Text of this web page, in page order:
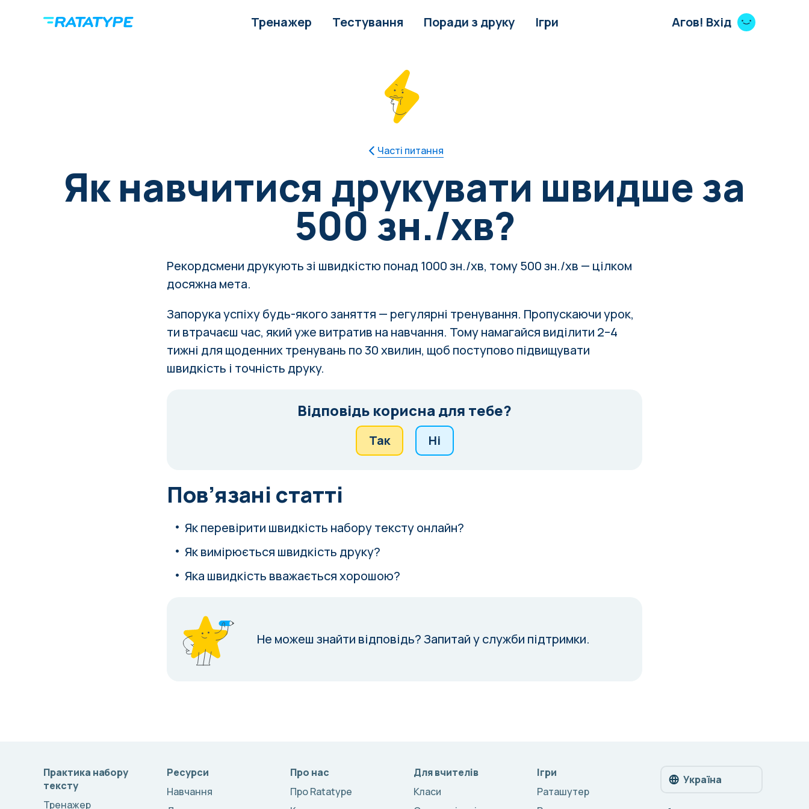
Тренажер Тестування Поради з друку Ігри Агов! Вхід
Часті питання
Як навчитися друкувати швидше за
500 зн./хв?
Рекордсмени друкують зі швидкістю понад 1000 зн./хв, тому 500 зн./хв — цілком
досяжна мета.
Запорука успіху будь-якого заняття — регулярні тренування. Пропускаючи урок,
ти втрачаєш час, який уже витратив на навчання. Тому намагайся виділити 2–4
тижні для щоденних тренувань по 30 хвилин, щоб поступово підвищувати
швидкість і точність друку.
Відповідь корисна для тебе?
Так Ні
Пов’язані статті
Як перевірити швидкість набору тексту онлайн?
Як вимірюється швидкість друку?
Яка швидкість вважається хорошою?
Не можеш знайти відповідь?Запитай у служби підтримки.
Практика набору
тексту
Тренажер
Ресурси
Навчання
Про нас
Про Ratatype
Для вчителів
Класи
Ігри
Раташутер
Україна